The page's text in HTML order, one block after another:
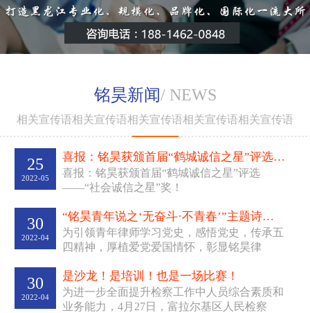
市仲裁委仲裁员。张健律师
20年专注刑事辩护和企业家
刑事风险防范。
为自由呐
及家属的认可。办理过多起
案，曾为呼兰“涉黑四大家族
曾为黑龙江克东“
崔氏兄
弟”涉黑案件主犯担任辩护
副总经理、哈尔滨电信公司
总经理梁某“千万 元受贿
案”担任辩护人。张健律师研
事风险防范五大法宝
企业家预防风险、防范刑事
铭昊新闻/ NEWS
相关宣传语相关宣传语相关宣传语相关宣传语相关宣传语
25
2022-05
喜报：铭昊获颁首届“鹤城诚信之星”评选——“...
喜报：铭昊获颁首届“鹤城诚信之星”评选
——“社会诚信之星”奖！
30
2022-04
“铭昊青年说之‘无奋斗·不青春’”主题诗歌会侧记
为引领青年律师学习党史，感悟党史，传承五
四精神，厚植爱党爱国情怀，彰显铭昊律
30
2022-04
是沙龙！是培训！也是一场比赛！
为进一步全面提升检察工作中人员综合素质和
业务能力，4月27日，富拉尔基区人民检察